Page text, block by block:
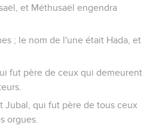
et Méthusaël engendra
; le nom de l'une était Hada, et
fut père de ceux qui demeurent
Jubal, qui fut père de tous ceux
orgues.